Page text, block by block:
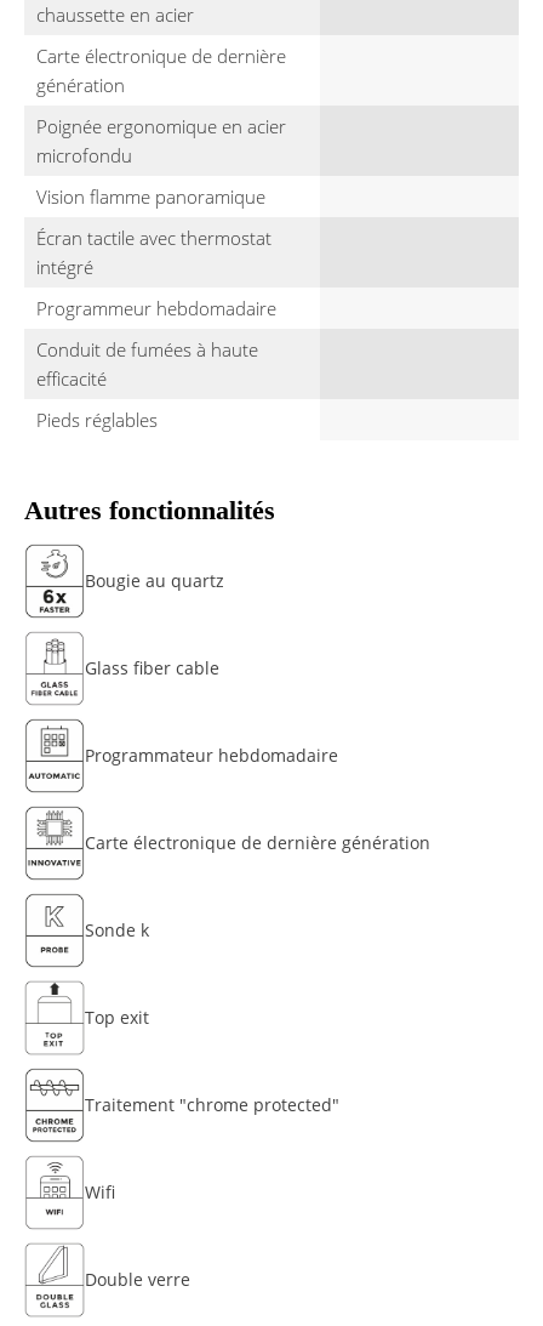
chaussette en acier
Carte électronique de dernière
génération
Poignée ergonomique en acier
microfondu
Vision flamme panoramique
Écran tactile avec thermostat
intégré
Programmeur hebdomadaire
Conduit de fumées à haute
efficacité
Pieds réglables
Autres fonctionnalités
Bougie au quartz
Glass fiber cable
Programmateur hebdomadaire
Carte électronique de dernière génération
Sonde k
Top exit
Traitement "chrome protected"
Wifi
Double verre